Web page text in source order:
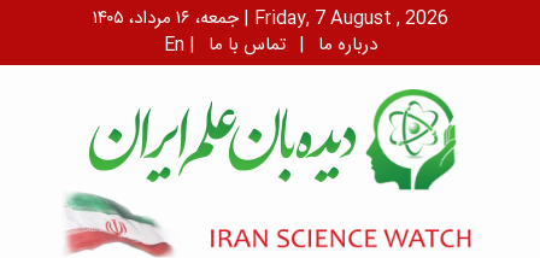
جمعه، ۱۶ مرداد، ۱۴۰۵ | Friday, 7 August , 2026
En | درباره ما | تماس با ما